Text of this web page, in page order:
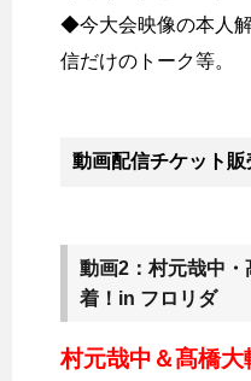
◆今大会映像の本人
信だけのトーク等。
動画配信チケット
動画2：村元哉中
着！in フロリダ
村元哉中＆髙橋